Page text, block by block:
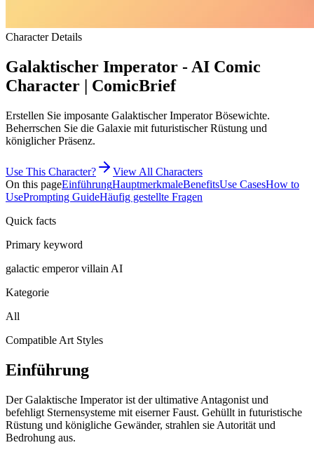
Character Details
Galaktischer Imperator - AI Comic
Character | ComicBrief
Erstellen Sie imposante Galaktischer Imperator Bösewichte.
Beherrschen Sie die Galaxie mit futuristischer Rüstung und
königlicher Präsenz.
Use This Character?
View All Characters
On this pageEinführungHauptmerkmaleBenefitsUse CasesHow to
UsePrompting GuideHäufig gestellte Fragen
Quick facts
Primary keyword
galactic emperor villain AI
Kategorie
All
Compatible Art Styles
Einführung
Der Galaktische Imperator ist der ultimative Antagonist und
befehligt Sternensysteme mit eiserner Faust. Gehüllt in futuristische
Rüstung und königliche Gewänder, strahlen sie Autorität und
Bedrohung aus.